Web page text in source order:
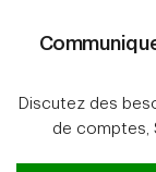
Discutez des
de comptes,